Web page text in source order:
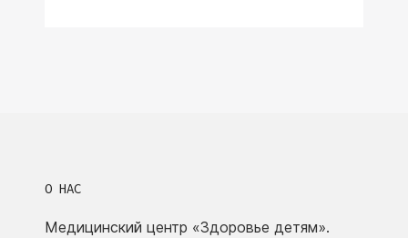
О НАС
Медицинский центр «Здоровье детям».